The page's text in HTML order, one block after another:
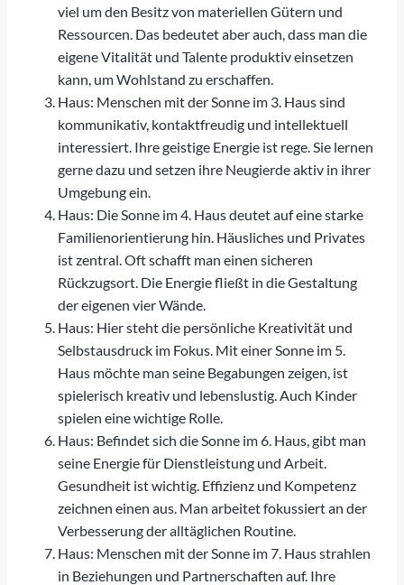
viel um den Besitz von materiellen Gütern und
Ressourcen. Das bedeutet aber auch, dass man die
eigene Vitalität und Talente produktiv einsetzen
kann, um Wohlstand zu erschaffen.
Haus: Menschen mit der Sonne im 3. Haus sind
kommunikativ, kontaktfreudig und intellektuell
interessiert. Ihre geistige Energie ist rege. Sie lernen
gerne dazu und setzen ihre Neugierde aktiv in ihrer
Umgebung ein.
Haus: Die Sonne im 4. Haus deutet auf eine starke
Familienorientierung hin. Häusliches und Privates
ist zentral. Oft schafft man einen sicheren
Rückzugsort. Die Energie fließt in die Gestaltung
der eigenen vier Wände.
Haus: Hier steht die persönliche Kreativität und
Selbstausdruck im Fokus. Mit einer Sonne im 5.
Haus möchte man seine Begabungen zeigen, ist
spielerisch kreativ und lebenslustig. Auch Kinder
spielen eine wichtige Rolle.
Haus: Befindet sich die Sonne im 6. Haus, gibt man
seine Energie für Dienstleistung und Arbeit.
Gesundheit ist wichtig. Effizienz und Kompetenz
zeichnen einen aus. Man arbeitet fokussiert an der
Verbesserung der alltäglichen Routine.
Haus: Menschen mit der Sonne im 7. Haus strahlen
in Beziehungen und Partnerschaften auf. Ihre